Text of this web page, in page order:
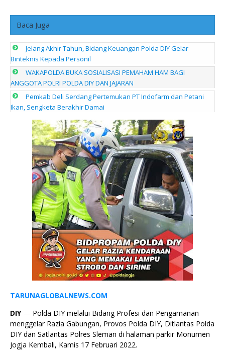
Baca Juga
Jelang Akhir Tahun, Bidang Keuangan Polda DIY Gelar
Binteknis Kepada Personil
WAKAPOLDA BUKA SOSIALISASI PEMAHAM HAM BAGI
ANGGOTA POLRI POLDA DIY DAN JAJARAN
Pemkab Deli Serdang Pertemukan PT Indofarm dan Petani
Ikan, Sengketa Berakhir Damai
TARUNAGLOBALNEWS.COM
DIY— Polda DIY melalui Bidang Profesi dan Pengamanan
menggelar Razia Gabungan, Provos Polda DIY, Ditlantas Polda
DIY dan Satlantas Polres Sleman di halaman parkir Monumen
Jogja Kembali, Kamis 17 Februari 2022.